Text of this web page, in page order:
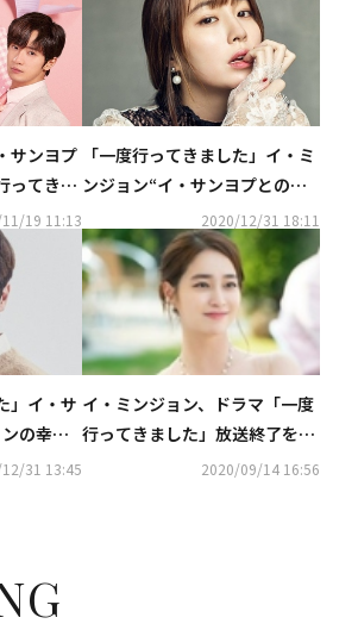
サンヨプ
ってきま
りDVD
19 11:13
「一度行ってきました」イ・ミ
ンジョン“イ・サンヨプとの共
演…頼りになる部分が多かっ
た”
2020/12/31 18:11
」イ・サ
の幸せ
たい気持
31 13:45
イ・ミンジョン、ドラマ「一度
行ってきました」放送終了を迎
えて感想を語る“6ヶ月間幸せだ
2020/09/14 16:56